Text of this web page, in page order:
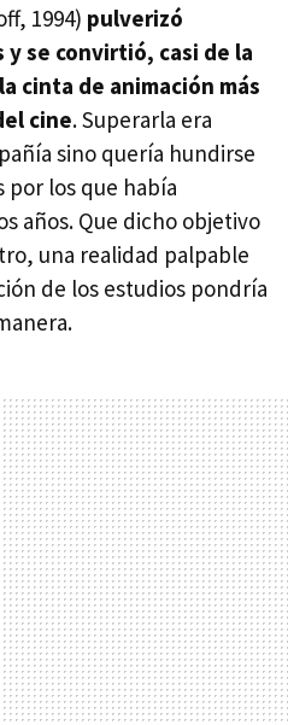
1994) pulverizó
se convirtió, casi de la
cinta de animación más
cine. Superarla era
sino quería hundirse
por los que había
años. Que dicho objetivo
una realidad palpable
de los estudios pondría